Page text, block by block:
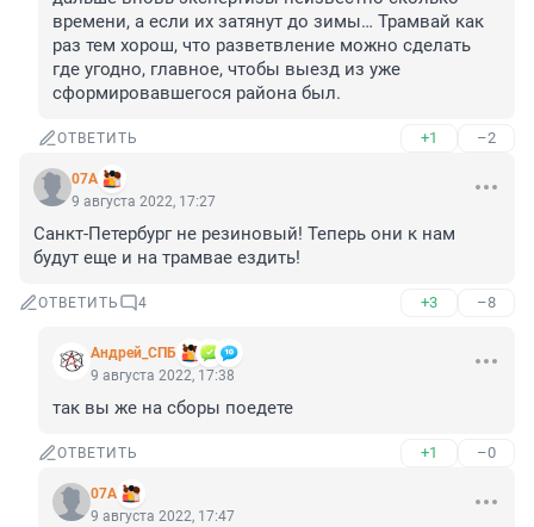
времени, а если их затянут до зимы… Трамвай как
раз тем хорош, что разветвление можно сделать
где угодно, главное, чтобы выезд из уже
сформировавшегося района был.
ОТВЕТИТЬ +1 –2
07A
9 августа 2022, 17:27
Санкт-Петербург не резиновый! Теперь они к нам
будут еще и на трамвае ездить!
ОТВЕТИТЬ 4 +3 –8
Андрей_СПБ
9 августа 2022, 17:38
так вы же на сборы поедете
ОТВЕТИТЬ +1 –0
07A
9 августа 2022, 17:47